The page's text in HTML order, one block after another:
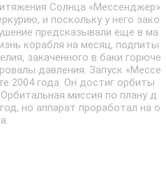
Солнца «Мессенджер»
и поскольку у него зако
предсказывали еще в ма
корабля на месяц, подпиты
закаченного в баки горюче
давления. Запуск «Мессе
2004 года. Он достиг орбиты
миссия по плану д
но аппарат проработал на о